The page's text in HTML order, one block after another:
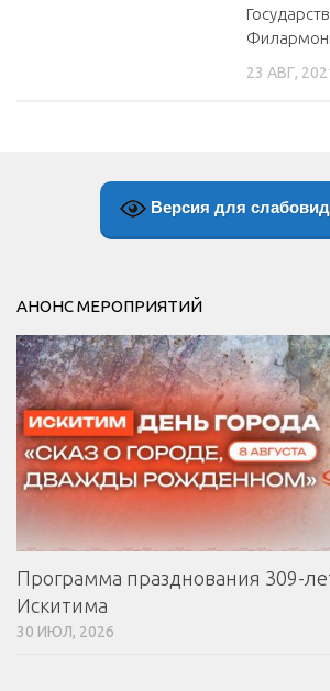
23 АВГ,
Версия для
АНОНС МЕРОПРИЯТИЙ
Программа празднования 309-
Искитима
30 ИЮЛ, 2026